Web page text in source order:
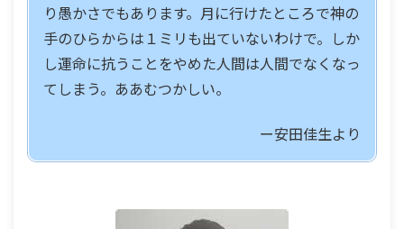
り愚かさでもあります。月に行けたところで神の
手のひらからは１ミリも出ていないわけで。しか
し運命に抗うことをやめた人間は人間でなくなっ
てしまう。ああむつかしい。
ー安田佳生より